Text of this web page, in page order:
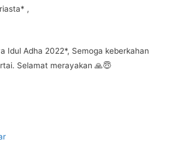
e
a
m
,
Idul Adha 2022*, Semoga keberkahan
Selamat merayakan 🙏😇